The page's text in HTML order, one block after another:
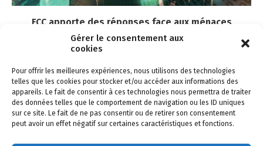
Gérer le consentement aux
cookies
Pour offrir les meilleures expériences, nous utilisons des technologies
telles que les cookies pour stocker et/ou accéder aux informations des
appareils. Le fait de consentir à ces technologies nous permettra de traiter
des données telles que le comportement de navigation ou les ID uniques
sur ce site. Le fait de ne pas consentir ou de retirer son consentement
peut avoir un effet négatif sur certaines caractéristiques et fonctions.
FCC apporte des réponses face aux ménaces
cybersécurité...
18 novembre 2022